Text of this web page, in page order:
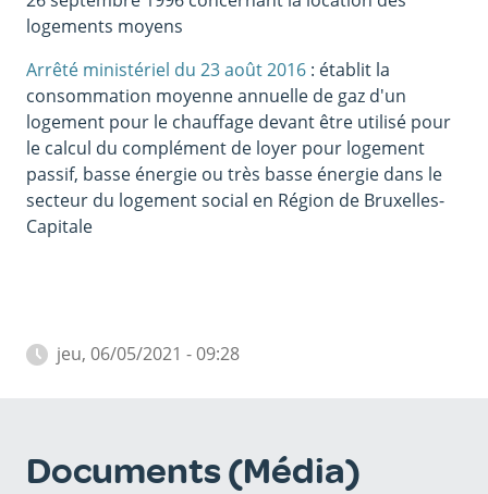
logements moyens
Arrêté ministériel du 23 août 2016 : établit la
consommation moyenne annuelle de gaz d'un
logement pour le chauffage devant être utilisé pour
le calcul du complément de loyer pour logement
passif, basse énergie ou très basse énergie dans le
secteur du logement social en Région de Bruxelles-
Capitale
jeu, 06/05/2021 - 09:28
Documents (Média)